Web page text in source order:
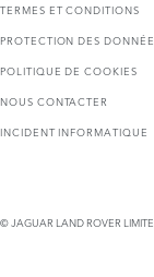
TERMES ET CONDITIONS
PROTECTION DES
POLITIQUE DE COOKIES
NOUS CONTACTER
INCIDENT INFORMATIQUE
© JAGUAR LAND ROVER